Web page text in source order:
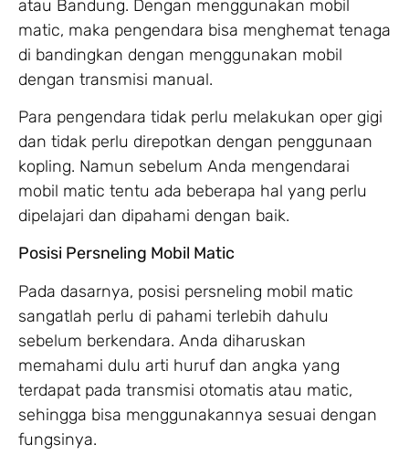
atau Bandung. Dengan menggunakan mobil
matic, maka pengendara bisa menghemat tenaga
di bandingkan dengan menggunakan mobil
dengan transmisi manual.
Para pengendara tidak perlu melakukan oper gigi
dan tidak perlu direpotkan dengan penggunaan
kopling. Namun sebelum Anda mengendarai
mobil matic tentu ada beberapa hal yang perlu
dipelajari dan dipahami dengan baik.
Posisi Persneling Mobil Matic
Pada dasarnya, posisi persneling mobil matic
sangatlah perlu di pahami terlebih dahulu
sebelum berkendara. Anda diharuskan
memahami dulu arti huruf dan angka yang
terdapat pada transmisi otomatis atau matic,
sehingga bisa menggunakannya sesuai dengan
fungsinya.